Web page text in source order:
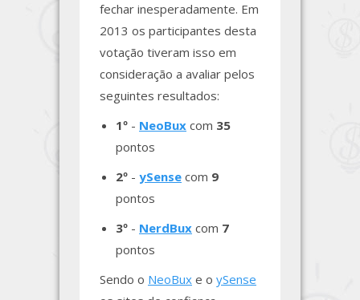
fechar inesperadamente. Em
2013 os participantes desta
votação tiveram isso em
consideração a avaliar pelos
seguintes resultados:
1º - NeoBux com 35
pontos
2º - ySense com 9
pontos
3º - NerdBux com 7
pontos
Sendo o NeoBux e o ySense